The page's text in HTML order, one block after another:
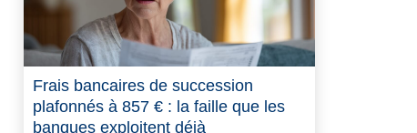
Frais bancaires de succession
plafonnés à 857 € : la faille que les
banques exploitent déjà